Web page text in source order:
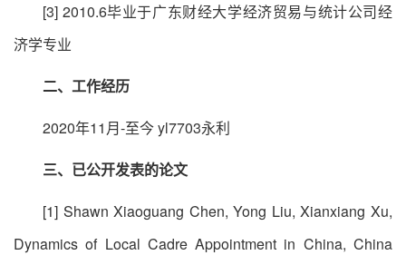
[3] 2010.6毕业于广东财经大学经济贸易与统计公司经
济学专业
二、 工作经历
2020年11月-至今 yl7703永利
三、 已公开发表的论文
[1] Shawn Xiaoguang Chen, Yong Liu, Xianxiang Xu,
Dynamics of Local Cadre Appointment in China, China